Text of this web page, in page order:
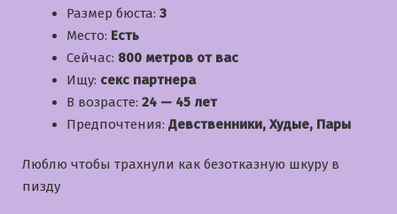
Размер бюста: 3
Место: Есть
Сейчас: 800 метров от вас
Ищу: секс партнера
В возрасте: 24 — 45 лет
Предпочтения: Девственники, Худые, Пары
Люблю чтобы трахнули как безотказную шкуру в
пизду